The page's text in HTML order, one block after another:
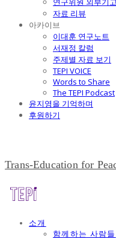
자료 리뷰
아카이브
이대훈 연구노트
서재정 칼럼
주제별 자료 보기
TEPI VOICE
Words to Share
The TEPI Podcast
윤지영을 기억하며
후원하기
Trans-Education for
소개
함께하는 사람들